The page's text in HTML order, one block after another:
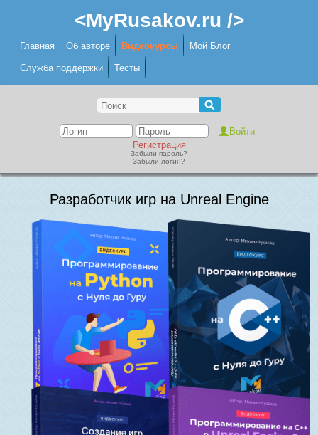
<MyRusakov.ru />
Главная Об авторе Видеокурсы Мой Блог
Служба поддержки Тесты
Регистрация
Забыли пароль?
Забыли логин?
Разработчик игр на Unreal Engine